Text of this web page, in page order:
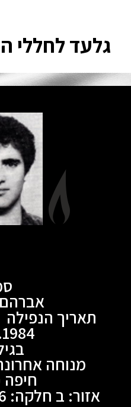
גלעד לחללי
תאריך
בגיל
מנוחה
חיפה
אזור: ב חלקה: 6 שורה: 7 קבר : 2